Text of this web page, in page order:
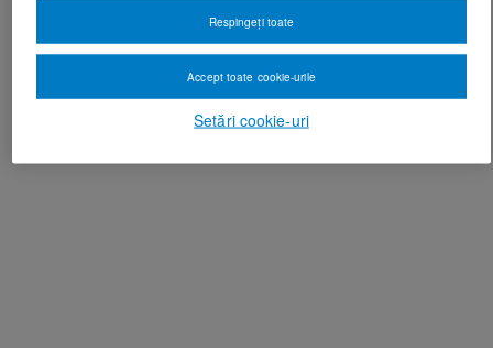
Setări cookie-uri
Respingeți toate
Accept toate cookie-urile